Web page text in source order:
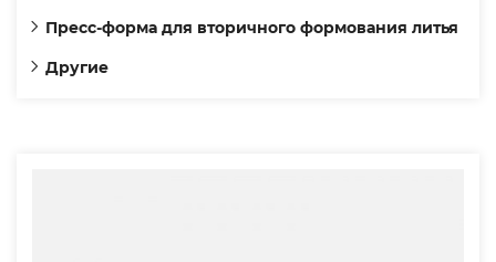
Пресс-форма для вторичного формования литья
Другие